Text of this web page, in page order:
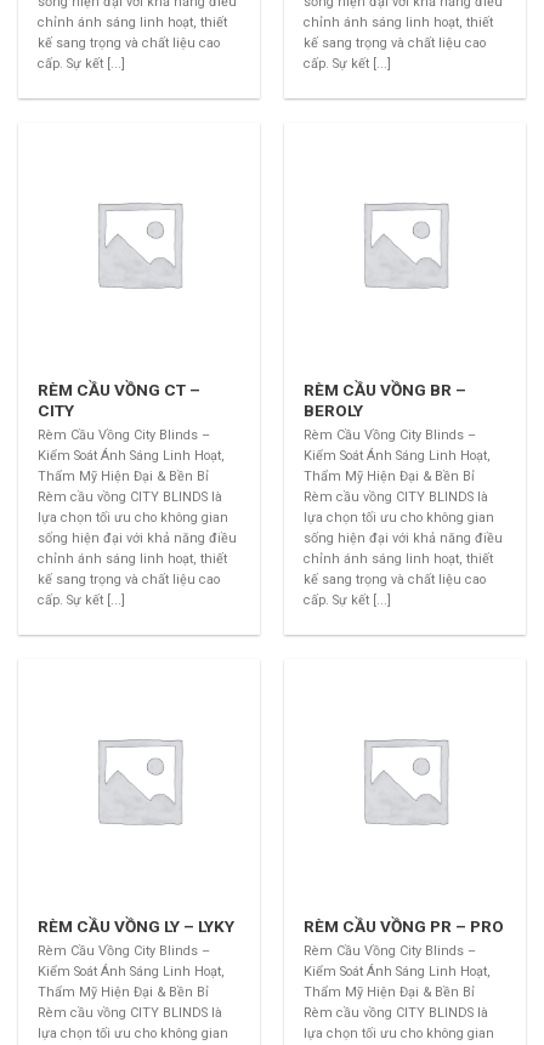
chỉnh ánh sáng linh hoạt, thiết
kế sang trọng và chất liệu cao
cấp. Sự kết [...]
chỉnh ánh sáng linh hoạt, thiết
kế sang trọng và chất liệu cao
cấp. Sự kết [...]
RÈM CẦU VỒNG CT –
CITY
Rèm Cầu Vồng City Blinds –
Kiểm Soát Ánh Sáng Linh Hoạt,
Thẩm Mỹ Hiện Đại & Bền Bỉ
Rèm cầu vồng CITY BLINDS là
lựa chọn tối ưu cho không gian
sống hiện đại với khả năng điều
chỉnh ánh sáng linh hoạt, thiết
kế sang trọng và chất liệu cao
cấp. Sự kết [...]
RÈM CẦU VỒNG BR –
BEROLY
Rèm Cầu Vồng City Blinds –
Kiểm Soát Ánh Sáng Linh Hoạt,
Thẩm Mỹ Hiện Đại & Bền Bỉ
Rèm cầu vồng CITY BLINDS là
lựa chọn tối ưu cho không gian
sống hiện đại với khả năng điều
chỉnh ánh sáng linh hoạt, thiết
kế sang trọng và chất liệu cao
cấp. Sự kết [...]
RÈM CẦU VỒNG LY – LYKY
Rèm Cầu Vồng City Blinds –
Kiểm Soát Ánh Sáng Linh Hoạt,
Thẩm Mỹ Hiện Đại & Bền Bỉ
Rèm cầu vồng CITY BLINDS là
lựa chọn tối ưu cho không gian
RÈM CẦU VỒNG PR – PRO
Rèm Cầu Vồng City Blinds –
Kiểm Soát Ánh Sáng Linh Hoạt,
Thẩm Mỹ Hiện Đại & Bền Bỉ
Rèm cầu vồng CITY BLINDS là
lựa chọn tối ưu cho không gian